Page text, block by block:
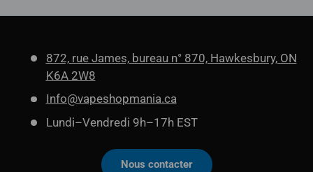
872, rue James, bureau n° 870, Hawkesbury, ON
K6A 2W8
Info@vapeshopmania.ca
Lundi–Vendredi 9h–17h EST
Nous contacter